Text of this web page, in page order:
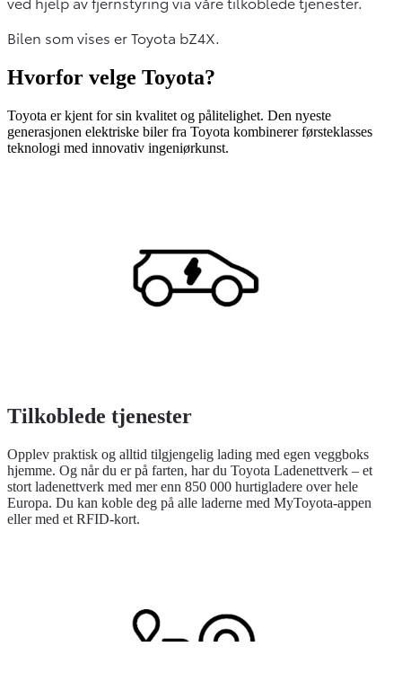
Bilen som vises er Toyota bZ4X.
Hvorfor velge Toyota?
Toyota er kjent for sin kvalitet og pålitelighet. Den nyeste
generasjonen elektriske biler fra Toyota kombinerer førsteklasses
teknologi med innovativ ingeniørkunst.
Tilkoblede tjenester
Opplev praktisk og alltid tilgjengelig lading med egen veggboks
hjemme. Og når du er på farten, har du Toyota Ladenettverk – et
stort ladenettverk med mer enn 850 000 hurtigladere over hele
Europa. Du kan koble deg på alle laderne med MyToyota-appen
eller med et RFID-kort.